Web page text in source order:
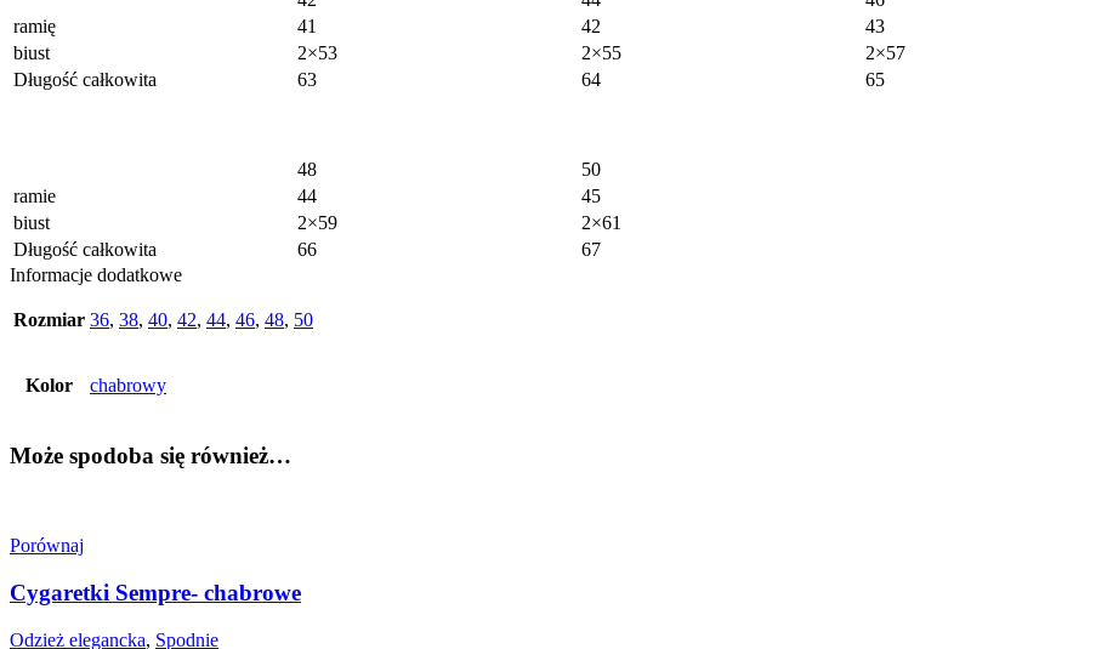
ramię
41 42
43
biust
2×53 2×55
2×57
Długość całkowita
63 64 65
48
50
ramie
44
45
biust
2×59
2×61
Długość całkowita
66
67
Informacje dodatkowe
Rozmiar 36, 38, 40, 42, 44, 46, 48, 50
Kolor chabrowy
Może spodoba się również…
Porównaj
Cygaretki Sempre- chabrowe
Odzież elegancka, Spodnie